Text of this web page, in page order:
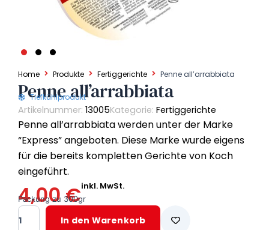
Home Produkte Fertiggerichte Penne all’arrabbiata
Penne all’arrabbiata
Tiefkühlprodukt
Artikelnummer: 13005Kategorie: Fertiggerichte
Penne all’arrabbiata werden unter der Marke
“Express” angeboten. Diese Marke wurde eigens
für die bereits kompletten Gerichte von Koch
eingeführt.
4,00€inkl. MwSt.
Packung zu 300gr
Penne
all'arrabbiataIn den Warenkorb